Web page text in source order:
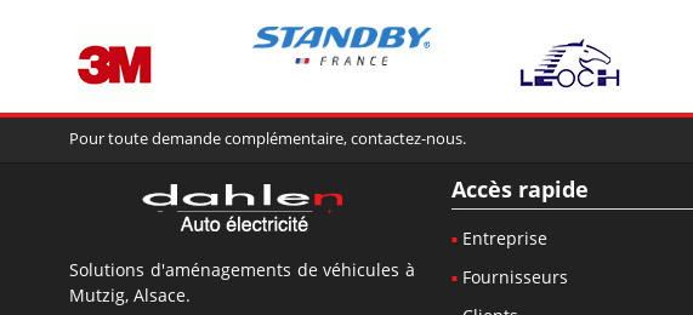
Pour toute demande complémentaire, contactez-nous.
Solutions d'aménagements de véhicules à
Mutzig, Alsace.
Accès rapide
Entreprise
Fournisseurs